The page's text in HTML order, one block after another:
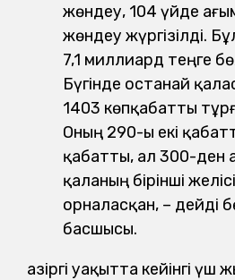
жөндеу, 104 үйде
жөндеу жүргізілді.
7,1 миллиард теңге
Бүгінде Қостанай
1403 көпқабатты
Оның 290-ы екі
қабатты, ал 300-ден
қаланың бірінші
орналасқан, – дейді
басшысы.
Қазіргі уақытта кейінгі